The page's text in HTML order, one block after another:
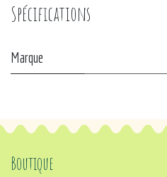
Spécifications
Marque
Boutique